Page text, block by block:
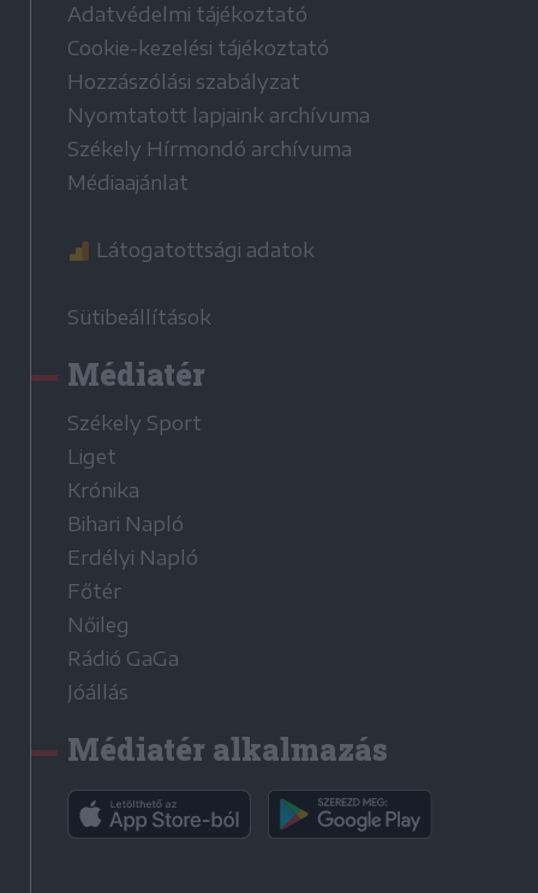
Adatvédelmi tájékoztató
Cookie-kezelési tájékoztató
Hozzászólási szabályzat
Nyomtatott lapjaink archívuma
Székely Hírmondó archívuma
Médiaajánlat
Látogatottsági adatok
Sütibeállítások
Médiatér
Székely Sport
Liget
Krónika
Bihari Napló
Erdélyi Napló
Főtér
Nőileg
Rádió GaGa
Jóállás
Médiatér alkalmazás